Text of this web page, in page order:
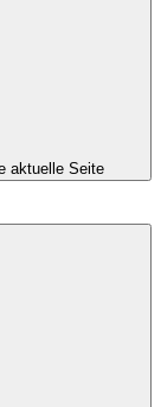
aktuelle Seite